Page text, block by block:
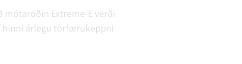
Extreme-E verði
hinni árlegu torfærukeppni